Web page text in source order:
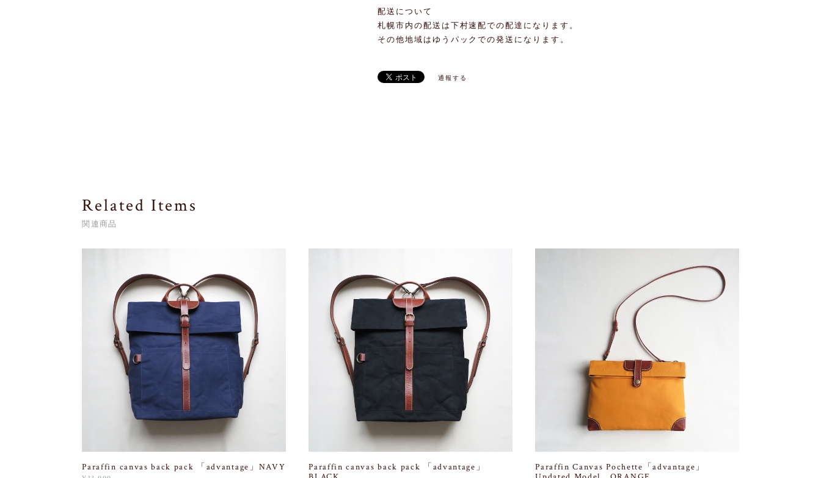
配送について
札幌市内の配送は下村速配での配達になります。
その他地域はゆうパックでの発送になります。
通報する
Related Items
関連商品
Paraffin canvas back pack 「advantage」NAVY
Paraffin canvas back pack 「advantage」
Paraffin Canvas Pochette「advantage」